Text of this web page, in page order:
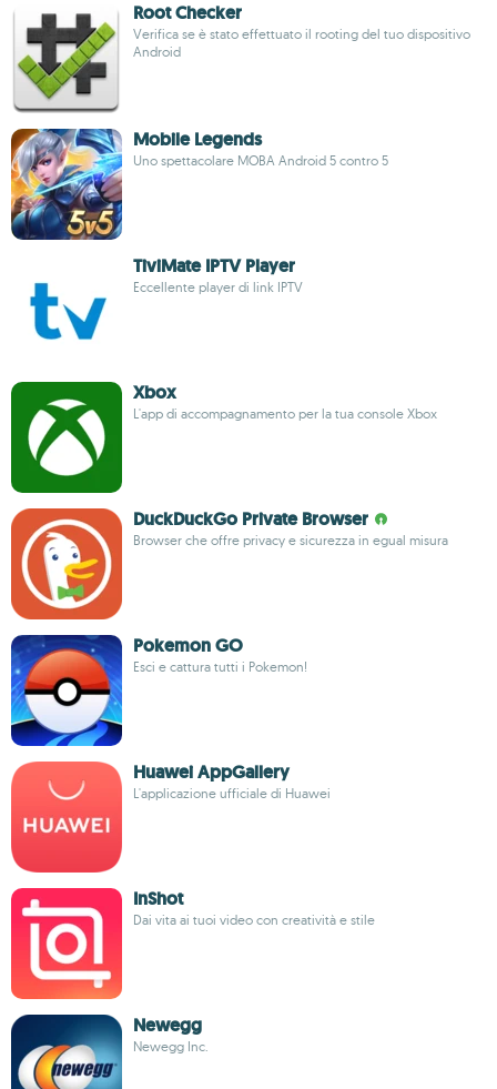
Root Checker
Verifica se è stato effettuato il rooting del tuo dispositivo
Android
Mobile Legends
Uno spettacolare MOBA Android 5 contro 5
TiviMate IPTV Player
Eccellente player di link IPTV
Xbox
L'app di accompagnamento per la tua console Xbox
DuckDuckGo Private Browser
Browser che offre privacy e sicurezza in egual misura
Pokemon GO
Esci e cattura tutti i Pokemon!
Huawei AppGallery
L'applicazione ufficiale di Huawei
InShot
Dai vita ai tuoi video con creatività e stile
Newegg
Newegg Inc.